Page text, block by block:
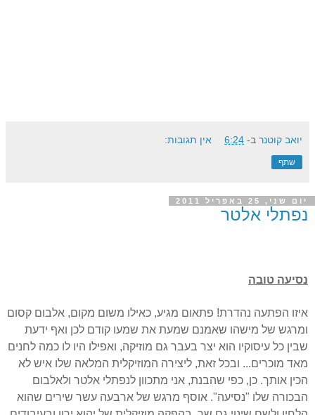
יואב קוטנר ב- 6:24 אין תגובות:
שתף
יום שני, 25 באפריל 2011
נפתלי אלטר
נסיעה טובה
איזו הפתעה נהדרת! פתאום מגיע, כאילו משום מקום, אלבום קסום
ומרגש של מישהו שאמנם שמעת את שמעו קודם לכן ואף ידעת
שבין כל עיסוקיו הוא יצר בעבר גם מוזיקה, ואפילו היו לו כמה לחנים
מאד מוכרים... ובכל זאת, ליצירה המוזיקלית המלאה שלו איש לא
הכין אותך. כן, כפי שהבנת, אני מתכוון לנפתלי אלטר ולאלבום
הבכורה שלו "נסיעה". אוסף מרגש של ארבעה עשר שירים שהוא